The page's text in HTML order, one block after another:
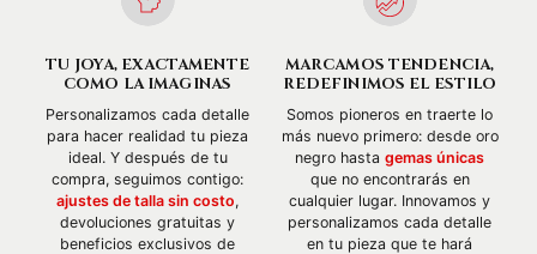
TU JOYA, EXACTAMENTE
COMO LA IMAGINAS
Personalizamos cada detalle
para hacer realidad tu pieza
ideal. Y después de tu
compra, seguimos contigo:
ajustes de talla sin costo,
devoluciones gratuitas y
beneficios exclusivos de
MARCAMOS TENDENCIA,
REDEFINIMOS EL ESTILO
Somos pioneros en traerte lo
más nuevo primero: desde oro
negro hasta gemas únicas
que no encontrarás en
cualquier lugar. Innovamos y
personalizamos cada detalle
en tu pieza que te hará